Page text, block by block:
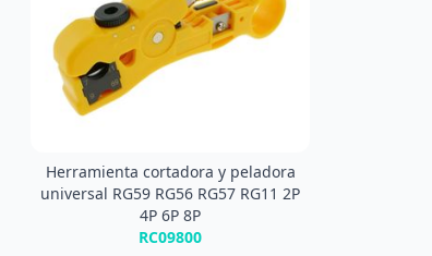
Herramienta cortadora y peladora
universal RG59 RG56 RG57 RG11 2P
4P 6P 8P
RC09800